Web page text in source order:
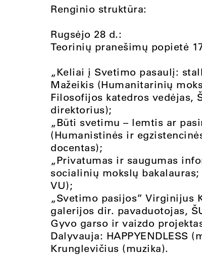
Renginio struktūra:
Rugsėjo 28 d.:
Teorinių pranešimų popietė
„Keliai į Svetimo pasaulį:
Mažeikis (Humanitarinių
Filosofijos katedros vedėjas,
direktorius);
„Būti svetimu – lemtis ar
(Humanistinės ir
docentas);
„Privatumas ir saugumas
socialinių mokslų
VU);
„Svetimo pasijos” Virginijus
galerijos dir. pavaduotojas,
Gyvo garso ir vaizdo
Dalyvauja: HAPPYENDLESS
Krunglevičius (muzika).